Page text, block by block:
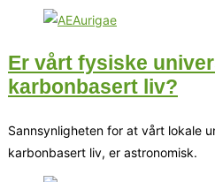
Er vårt fysiske
karbonbasert liv?
Sannsynligheten for at vårt lokale
karbonbasert liv, er astronomisk.